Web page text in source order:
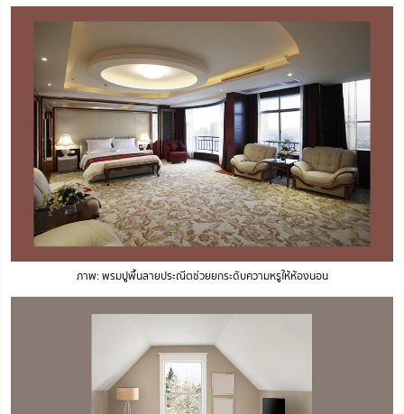
ภาพ: พรมปูพื้นลายประณีตช่วยยกระดับความหรูให้ห้องนอน